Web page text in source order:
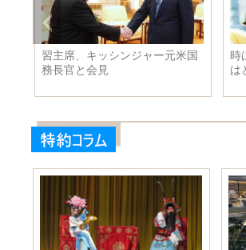
習主席、キッシンジャー元米国
務長官と会見
時
は